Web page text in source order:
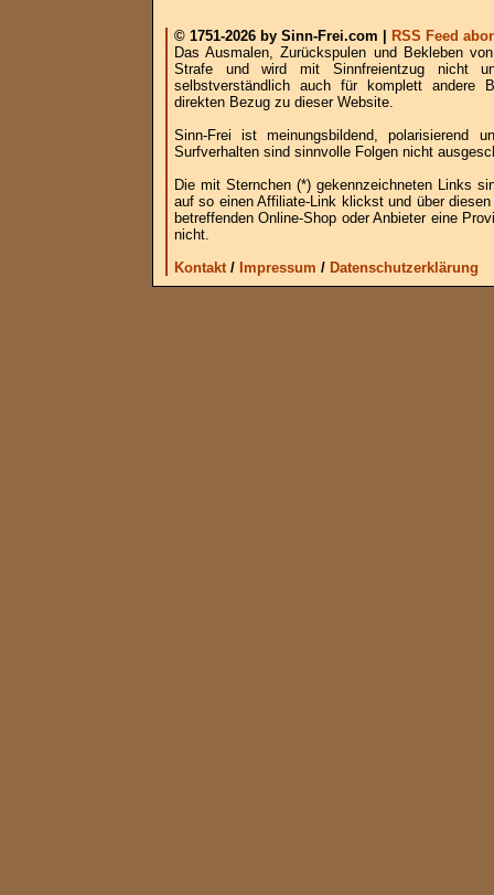
© 1751-2026 by Sinn-Frei.com |
RSS Feed
Das Ausmalen, Zurückspulen und Bekleben
Strafe und wird mit Sinnfreientzug nicht
selbstverständlich auch für komplett andere
direkten Bezug zu dieser Website.
Sinn-Frei ist meinungsbildend, polarisierend
Surfverhalten sind sinnvolle Folgen nicht
Die mit Sternchen (*) gekennzeichneten Links
auf so einen Affiliate-Link klickst und über
betreffenden Online-Shop oder Anbieter eine
nicht.
Kontakt/ Impressum / Datenschutzerklärung